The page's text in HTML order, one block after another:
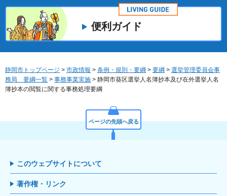
便利ガイド
静岡市トップページ > 市政情報 > 条例・規則・要綱 > 要綱 > 選挙管理委員会事
務局 要綱一覧 > 事務事業実施 > 静岡市葵区選挙人名簿抄本及び在外選挙人名
簿抄本の閲覧に関する事務処理要綱
ページの先頭へ戻る
このウェブサイトについて
著作権・リンク